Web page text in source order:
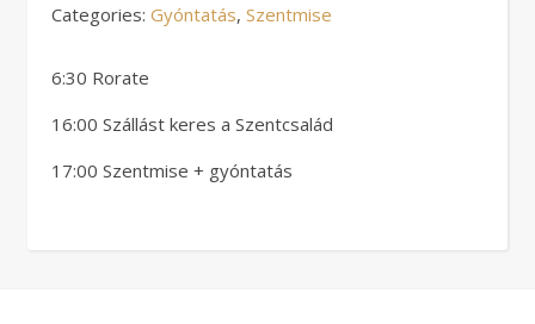
Categories: Gyóntatás, Szentmise
6:30 Rorate
16:00 Szállást keres a Szentcsalád
17:00 Szentmise + gyóntatás